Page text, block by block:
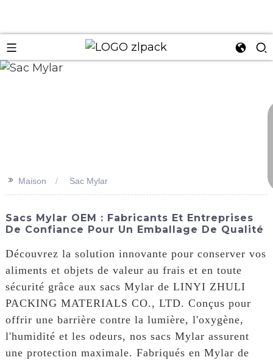
>> Maison Sac Mylar
Sacs Mylar OEM : Fabricants Et Entreprises
De Confiance Pour Un Emballage De Qualité
Découvrez la solution innovante pour conserver vos
aliments et objets de valeur au frais et en toute
sécurité grâce aux sacs Mylar de LINYI ZHULI
PACKING MATERIALS CO., LTD. Conçus pour
offrir une barrière contre la lumière, l'oxygène,
l'humidité et les odeurs, nos sacs Mylar assurent
une protection maximale. Fabriqués en Mylar de